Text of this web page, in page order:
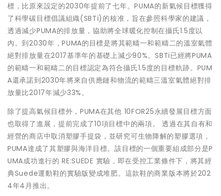
標，比原來設定的2030年提前了七年。PUMA的新氣候目標獲得
了科學碳目標倡議組織(SBTi)的核准，旨在參照科學家的建議，
透過減少PUMA的排放量，協助將全球暖化控制在攝氏1.5度以
內。到2030年，PUMA的目標是將其範疇一和範疇二的溫室氣體
絕對排放量在2017基準年的基礎上減少90%。SBTi已經將PUMA
的範疇一和範疇二的目標認定為符合攝氏1.5度的目標軌跡。PUM
A還承諾到2030年將來自供應鏈和物流的範疇三溫室氣體絕對排
放量比2017年減少33%。
除了提高氣候目標外，PUMA在其他 10FOR25永續發展目標方面
也取得了進展，提前完成了10項目標中的兩項。 透過在其自有和
經營的商店中取消塑膠手提袋，並研究可生物降解的塑膠選項，
PUMA達成了其塑膠與海洋目標。該目標的一個重要組成部分是P
UMA成功進行的 RE:SUEDE 實驗，即在受控工業條件下，將其經
典Suede運動鞋的實驗版變成堆肥。這款鞋的商業版本將於202
4年4月推出。